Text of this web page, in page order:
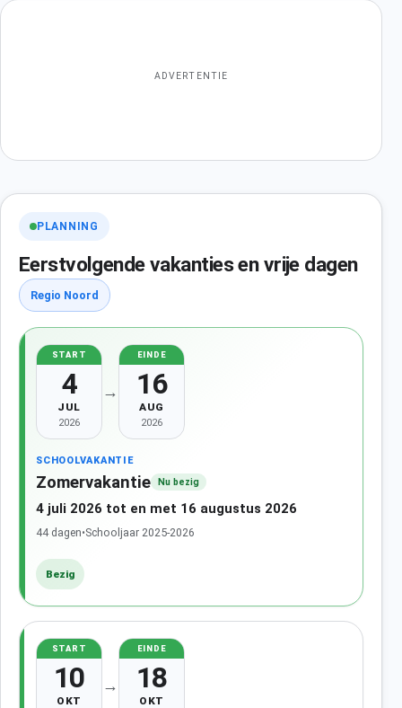
ADVERTENTIE
PLANNING
Eerstvolgende vakanties en vrije dagen
Regio Noord
START
4
JUL
2026
→
EINDE
16
AUG
2026
SCHOOLVAKANTIE
Zomervakantie Nu bezig
4 juli 2026 tot en met 16 augustus 2026
44 dagen•Schooljaar 2025-2026
Bezig
START
10
OKT
→
EINDE
18
OKT